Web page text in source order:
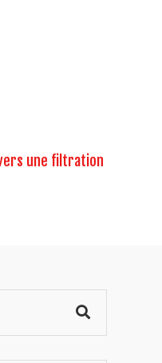
une filtration